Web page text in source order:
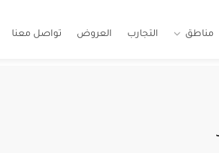
مناطق التجارب العروض تواصل معنا